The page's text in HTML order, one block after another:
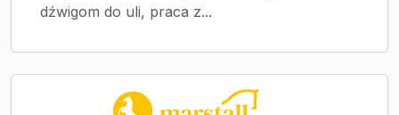
dźwigom do uli, praca z...